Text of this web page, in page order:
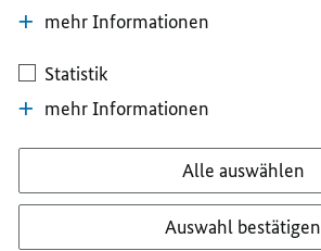
mehr Informationen
Statistik
mehr Informationen
Alle auswählen
Auswahl bestätigen